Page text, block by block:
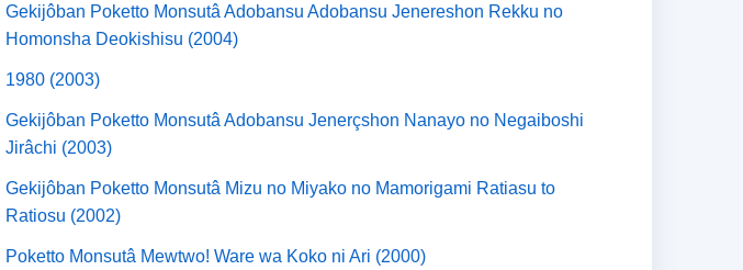
Gekijôban Poketto Monsutâ Adobansu Adobansu Jenereshon Rekku no
Homonsha Deokishisu (2004)
1980 (2003)
Gekijôban Poketto Monsutâ Adobansu Jenerçshon Nanayo no Negaiboshi
Jirâchi (2003)
Gekijôban Poketto Monsutâ Mizu no Miyako no Mamorigami Ratiasu to
Ratiosu (2002)
Poketto Monsutâ Mewtwo! Ware wa Koko ni Ari (2000)